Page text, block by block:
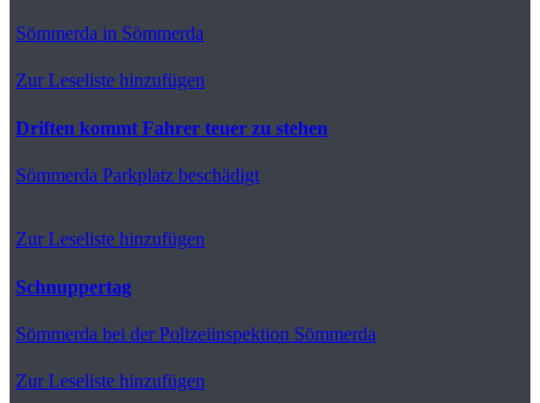
Sömmerda in Sömmerda
Zur Leseliste hinzufügen
Driften kommt Fahrer teuer zu stehen
Sömmerda Parkplatz beschädigt
Zur Leseliste hinzufügen
Schnuppertag
Sömmerda bei der Polizeiinspektion Sömmerda
Zur Leseliste hinzufügen